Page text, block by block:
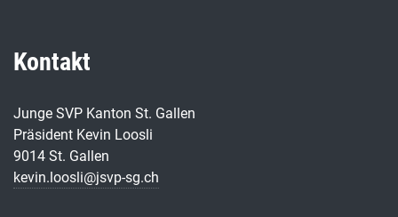
Kontakt
Junge SVP Kanton St. Gallen
Präsident Kevin Loosli
9014 St. Gallen
kevin.loosli@jsvp-sg.ch